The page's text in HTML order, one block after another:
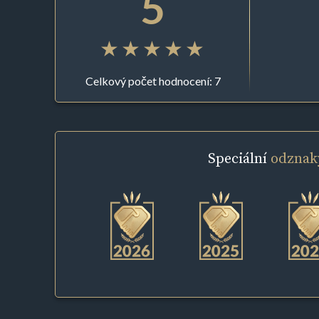
Celkový počet hodnocení: 7
Speciální